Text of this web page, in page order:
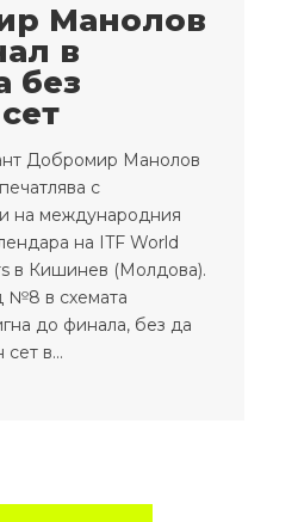
Манолов
в
без
Добромир Манолов
с
на международния
на ITF World
в Кишинев (Молдова).
№8 в схемата
до финала, без да
в...